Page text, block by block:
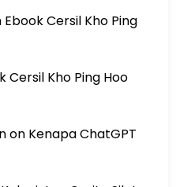
Ebook Cersil Kho Ping
Cersil Kho Ping Hoo
on Kenapa ChatGPT